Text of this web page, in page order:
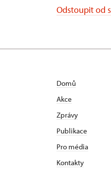
Odstoupit od
Domů
Akce
Zprávy
Publikace
Pro média
Kontakty